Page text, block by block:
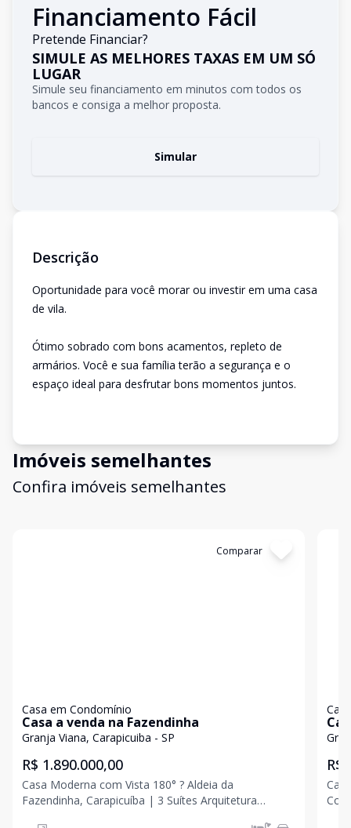
Financiamento Fácil
Pretende Financiar?
SIMULE AS MELHORES TAXAS EM UM SÓ
LUGAR
Simule seu financiamento em minutos com todos os
bancos e consiga a melhor proposta.
Simular
Descrição
Oportunidade para você morar ou investir em uma casa
de vila.
Ótimo sobrado com bons acamentos, repleto de
armários. Você e sua família terão a segurança e o
espaço ideal para desfrutar bons momentos juntos.
Imóveis semelhantes
Confira imóveis semelhantes
Comparar
Casa em Condomínio
Casa a venda na Fazendinha
Granja Viana, Carapicuiba - SP
R$ 1.890.000,00
Casa Moderna com Vista 180° ? Aldeia da
Fazendinha, Carapicuíba | 3 Suítes Arquitetura
R$
Cotia |